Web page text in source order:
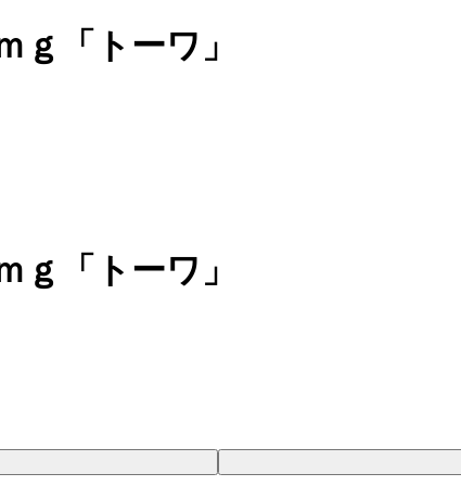
ｇ「トーワ」
ｇ「トーワ」